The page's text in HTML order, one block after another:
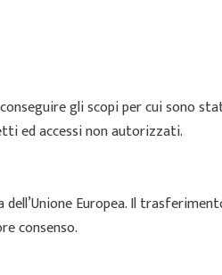
gli scopi per cui sono
ed accessi non autorizzati.
Europea. Il
consenso.